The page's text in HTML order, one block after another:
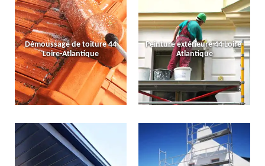
Démoussage de toiture 44
Loire-Atlantique
Peinture extérieure 44 Loire-
Atlantique